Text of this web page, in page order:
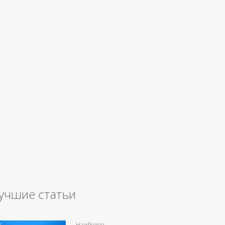
статьи